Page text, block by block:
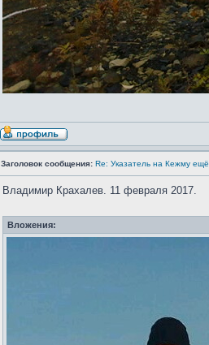
Заголовок сообщения: Re: Указатель на Кежму
Владимир Крахалев. 11 февраля 2017.
Вложения: